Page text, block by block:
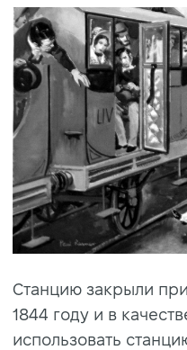
Станцию закрыли
1844 году и в
использовать